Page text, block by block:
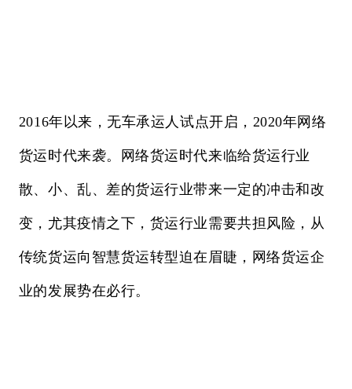
2016年以来，无车承运人试点开启，2020年网络
货运时代来袭。网络货运时代来临给货运行业
散、小、乱、差的货运行业带来一定的冲击和改
变，尤其疫情之下，货运行业需要共担风险，从
传统货运向智慧货运转型迫在眉睫，网络货运企
业的发展势在必行。